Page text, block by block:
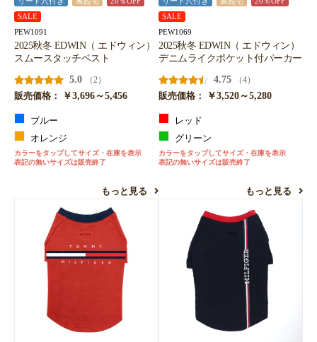
SALE
PEW1091
2025秋冬 EDWIN（ エドウィン）
スムースタッチベスト
5.0
（2）
販売価格：
￥3,696～5,456
ブルー
オレンジ
カラーをタップしてサイズ・在庫を表示
表記の無いサイズは販売終了
もっと見る
SALE
PEW1069
2025秋冬 EDWIN（ エドウィン）
デニムライクポケット付パーカー
4.75
（4）
販売価格：
￥3,520～5,280
レッド
グリーン
カラーをタップしてサイズ・在庫を表示
表記の無いサイズは販売終了
もっと見る